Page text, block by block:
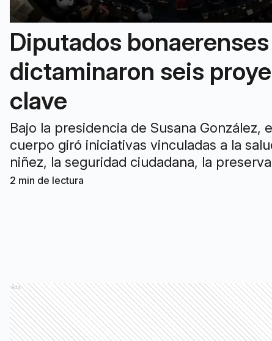
Diputados bonaerenses
dictaminaron seis
clave
Bajo la presidencia de Susana González,
cuerpo giró iniciativas vinculadas a la
niñez, la seguridad ciudadana, la
ambiental y el patrimonio cultural.
2 min de lectura
Ads